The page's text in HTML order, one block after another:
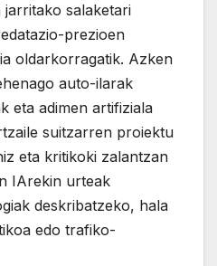
salaketari
prezioen
oldarkorragatik. Azken
auto-ilarak
eta adimen artifiziala
suitzarren proiektu
eta kritikoki zalantzan
IArekin urteak
deskribatzeko, hala
edo trafiko-